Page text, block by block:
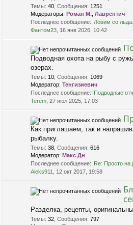
Темы: 40 Сообщения: 1251
Модераторы: Роман М. Лаврентич
Последнее сообщение: Ловим со
Фантом23 , 16 янв 2026, 10:42
Подводная охота на рыбу с
озерах.
Темы: 10 Сообщения: 1069
Модератор: Тенгизиевич
Последнее сообщение: Подводные
Terem , 27 июл 2025, 17:03
Как приглашаем, так и
рыбалку.
Темы: 38 Сообщения: 616
Модератор: Макс Дн
Последнее сообщение: Re: Просто на
Aleks911
, 12 окт 2017, 19:58
Разделка, рецепты,
Темы: 32 Сообщения: 797